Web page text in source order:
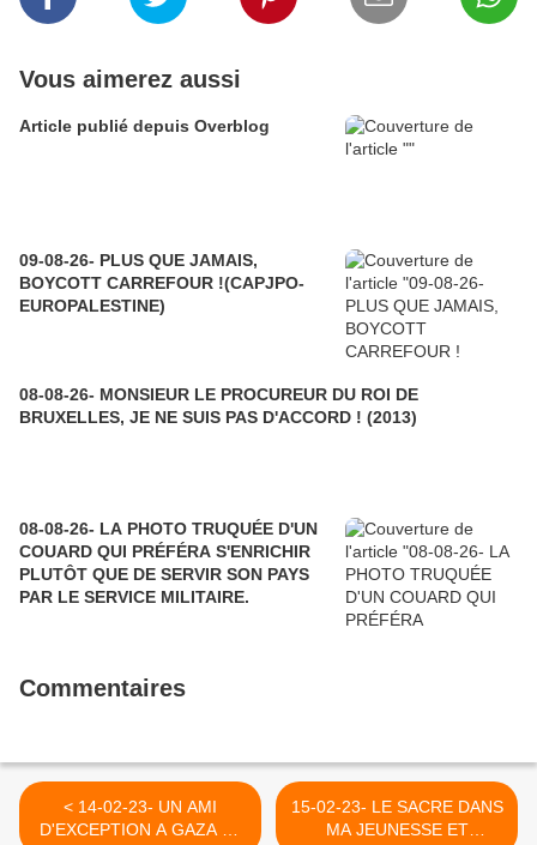
Vous aimerez aussi
Article publié depuis Overblog
09-08-26- PLUS QUE JAMAIS,
BOYCOTT CARREFOUR !(CAPJPO-
EUROPALESTINE)
08-08-26- MONSIEUR LE PROCUREUR DU ROI DE
BRUXELLES, JE NE SUIS PAS D'ACCORD ! (2013)
08-08-26- LA PHOTO TRUQUÉE D'UN
COUARD QUI PRÉFÉRA S'ENRICHIR
PLUTÔT QUE DE SERVIR SON PAYS
PAR LE SERVICE MILITAIRE.
Commentaires
< 14-02-23- UN AMI
D'EXCEPTION A GAZA LA
15-02-23- LE SACRE DANS
MA JEUNESSE ET